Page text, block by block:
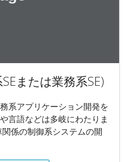
または業務系SE)
系アプリケーション開発を
言語などは多岐にわたりま
係の制御系システムの開